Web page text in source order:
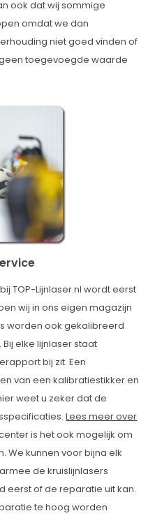
ook dat wij sommige
omdat we dan
niet goed vinden of
toegevoegde waarde
TOP-Lijnlaser.nl wordt eerst
wij in ons eigen magazijn
worden ook gekalibreerd
elke lijnlaser staat
bij zit. Een
van een kalibratiestikker en
weet u zeker dat de
Lees meer over
is het ook mogelijk om
We kunnen voor bijna elk
de kruislijnlasers
eerst of de reparatie uit kan.
te hoog worden